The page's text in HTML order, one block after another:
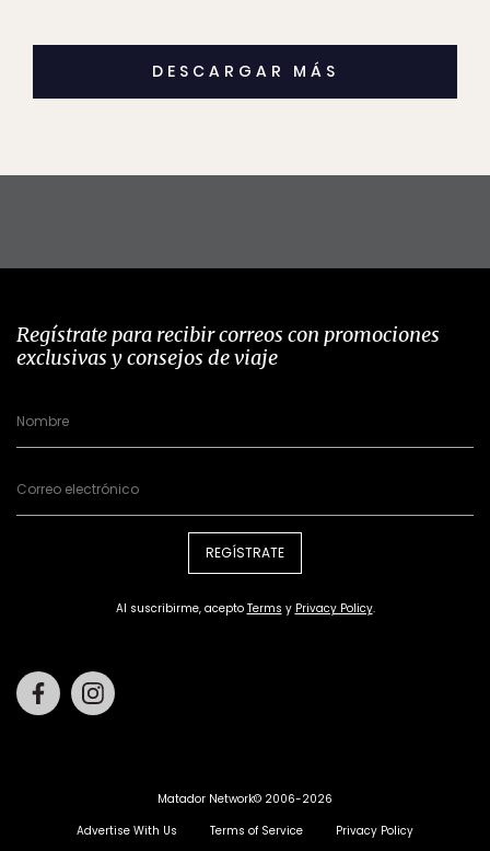
DESCARGAR MÁS
Regístrate para recibir correos con promociones
exclusivas y consejos de viaje
REGÍSTRATE
Al suscribirme, acepto Terms y Privacy Policy.
Facebook
Matador Network© 2006-2026
Advertise With Us
Terms of Service Privacy Policy